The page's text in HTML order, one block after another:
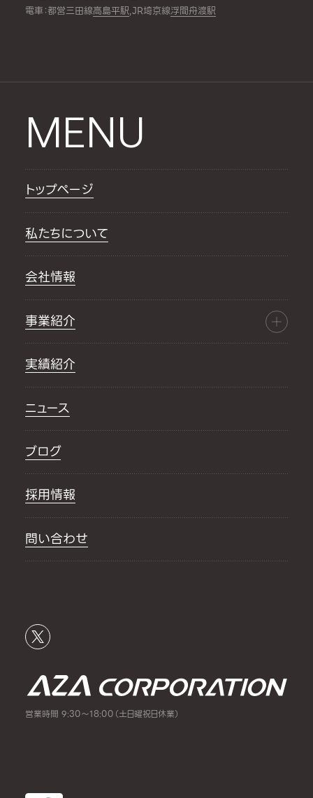
電車：都営三田線高島平駅,JR埼京線浮間舟渡駅
MENU
トップページ
私たちについて
会社情報
事業紹介
実績紹介
ニュース
ブログ
採用情報
問い合わせ
営業時間 9:30～18:00（土日曜祝日休業）